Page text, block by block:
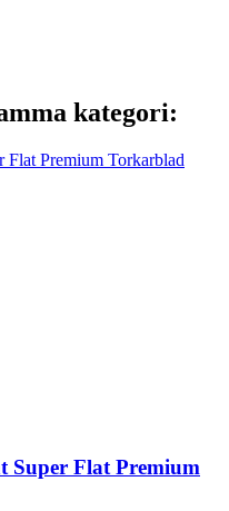
kategori:
Super Flat Premium